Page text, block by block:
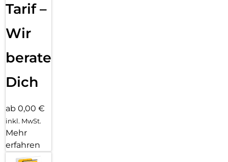
Tarif –
Wir
beraten
Dich
ab 0,00 €
inkl. MwSt.
Mehr
erfahren